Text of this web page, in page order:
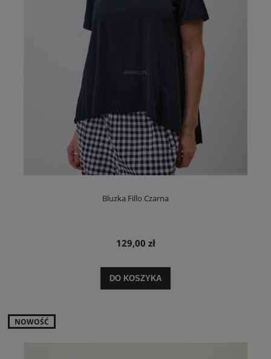
Bluzka Fillo Czarna
129,00 zł
DO KOSZYKA
NOWOŚĆ